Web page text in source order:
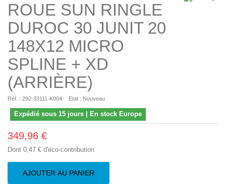
ROUE SUN RINGLE
DUROC 30 JUNIT 20
148X12 MICRO
SPLINE + XD
(ARRIÈRE)
Réf. : 292-33111-K004 Etat : Nouveau
Expédié sous 15 jours | En stock Europe
349,96 €
Dont 0,47 € d'éco-contribution
AJOUTER AU PANIER